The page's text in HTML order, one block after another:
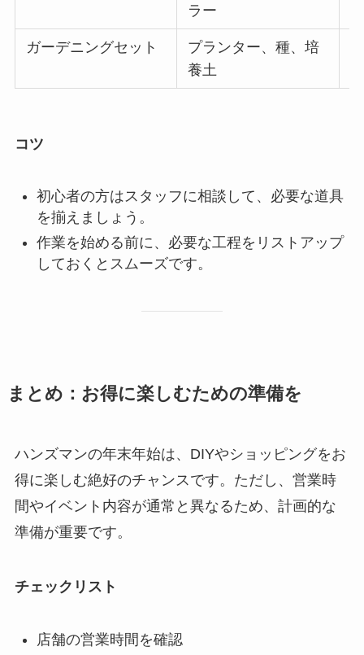
ラー
ガーデニングセット
プランター、種、培
養土
コツ
初心者の方はスタッフに相談して、必要な道具
を揃えましょう。
作業を始める前に、必要な工程をリストアップ
しておくとスムーズです。
まとめ：お得に楽しむための準備を
ハンズマンの年末年始は、DIYやショッピングをお
得に楽しむ絶好のチャンスです。ただし、営業時
間やイベント内容が通常と異なるため、計画的な
準備が重要です。
チェックリスト
店舗の営業時間を確認